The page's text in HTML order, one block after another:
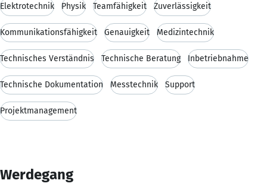
Elektrotechnik Physik Teamfähigkeit Zuverlässigkeit
Kommunikationsfähigkeit Genauigkeit Medizintechnik
Technisches Verständnis Technische Beratung Inbetriebnahme
Technische Dokumentation Messtechnik Support
Projektmanagement
Werdegang